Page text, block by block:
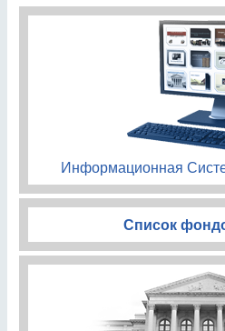
Информационная
Список